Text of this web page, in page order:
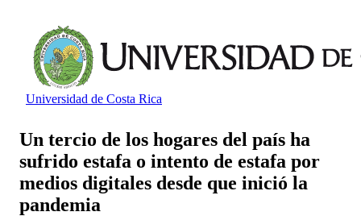
Universidad de Costa Rica
Un tercio de los hogares del país ha
sufrido estafa o intento de estafa por
medios digitales desde que inició la
pandemia